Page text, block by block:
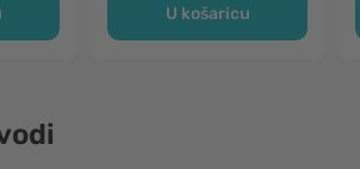
U košaricu